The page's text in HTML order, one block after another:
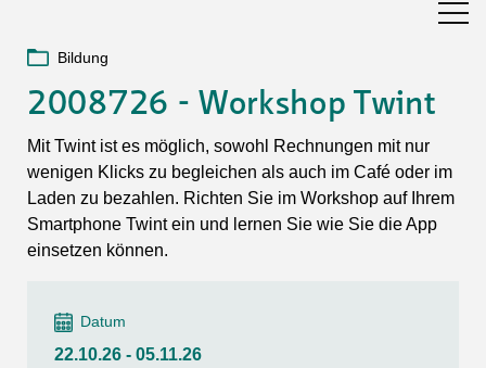
Bildung
2008726 - Workshop Twint
Mit Twint ist es möglich, sowohl Rechnungen mit nur
wenigen Klicks zu begleichen als auch im Café oder im
Laden zu bezahlen. Richten Sie im Workshop auf Ihrem
Smartphone Twint ein und lernen Sie wie Sie die App
einsetzen können.
Datum
22.10.26 - 05.11.26